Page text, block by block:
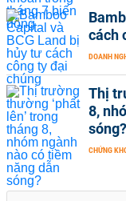
cách
DOANH
Thị
8,
sóng?
CHỨNG